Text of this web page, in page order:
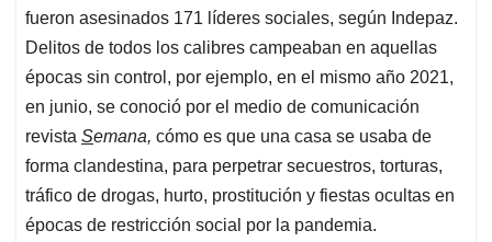
fueron asesinados 171 líderes sociales, según Indepaz.
Delitos de todos los calibres campeaban en aquellas
épocas sin control, por ejemplo, en el mismo año 2021,
en junio, se conoció por el medio de comunicación
revista Semana, cómo es que una casa se usaba de
forma clandestina, para perpetrar secuestros, torturas,
tráfico de drogas, hurto, prostitución y fiestas ocultas en
épocas de restricción social por la pandemia.